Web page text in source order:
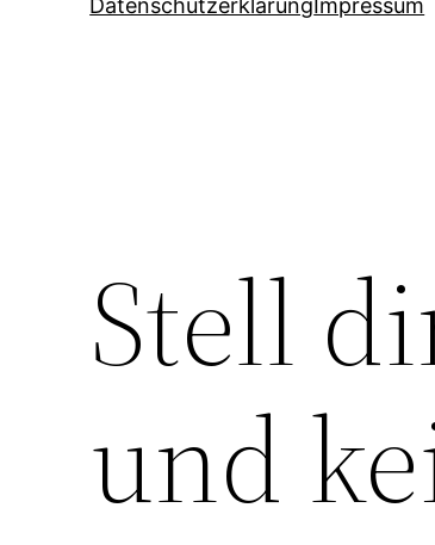
DatenschutzerklärungImpressum
Stell
und